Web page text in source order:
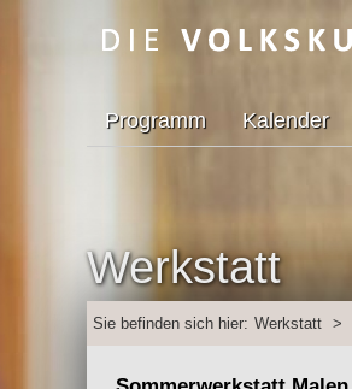
Programm Kalender
Werkstatt
Sie befinden sich hier: Werkstatt >